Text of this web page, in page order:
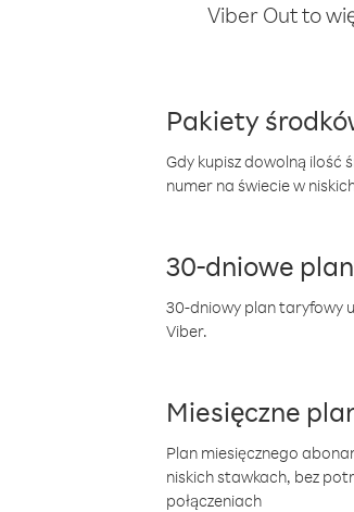
Viber Out to
Pakiety
Gdy kupisz dowolną ilość
numer na świecie w
30-dniowe
30-dniowy plan taryfowy
Viber.
Miesięczne
Plan miesięcznego
niskich stawkach, bez
połączeniach